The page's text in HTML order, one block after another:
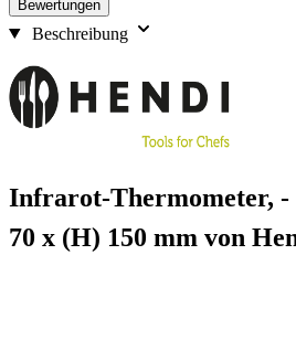
Bewertungen
Beschreibung
Infrarot-Thermometer, -
70 x (H) 150 mm von